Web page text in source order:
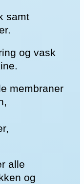
samt
og vask
membraner
alle
og